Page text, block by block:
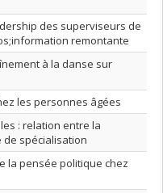
des superviseurs de
remontante
à la danse sur
les personnes âgées
: relation entre la
spécialisation
la pensée politique chez